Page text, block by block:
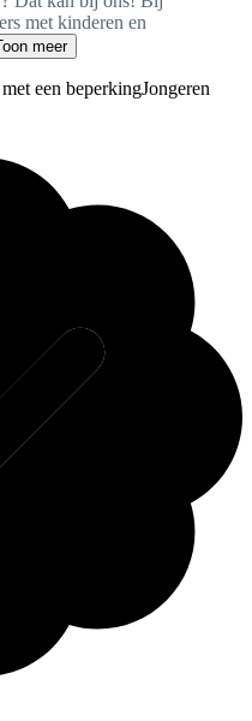
met kinderen en
meer
een beperkingJongeren